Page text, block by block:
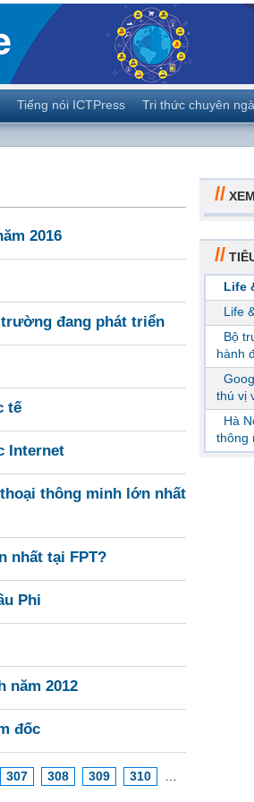
Tiếng nói ICTPress Tri thức chuyên
2016
đang phát triển
tế
Internet
thông minh lớn nhất
nhất tại FPT?
Phi
năm 2012
đốc
307 308 309 310
//
//
Life
Life
Bộ
hành
thú vị
Hà
thông